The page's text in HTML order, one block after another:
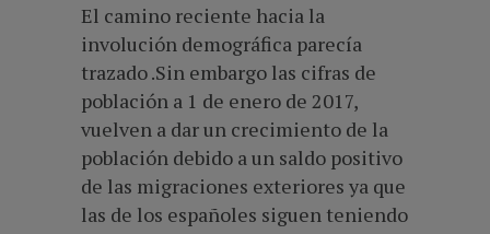
El camino reciente hacia la
involución demográfica parecía
trazado .Sin embargo las cifras de
población a 1 de enero de 2017,
vuelven a dar un crecimiento de la
población debido a un saldo positivo
de las migraciones exteriores ya que
las de los españoles siguen teniendo